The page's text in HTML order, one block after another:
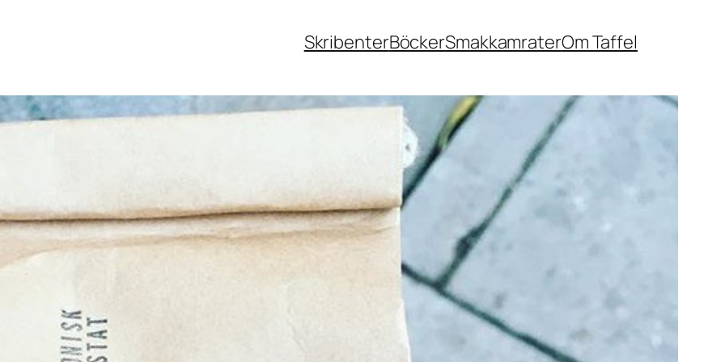
SkribenterBöckerSmakkamraterOm Taffel